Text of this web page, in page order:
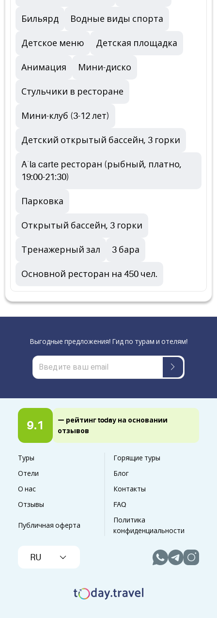
Бильярд Водные виды спорта
Детское меню Детская площадка
Анимация Мини-диско
Стульчики в ресторане
Мини-клуб (3-12 лет)
Детский открытый бассейн, 3 горки
A`la carte ресторан (рыбный, платно,
19:00-21:30)
Парковка
Открытый бассейн, 3 горки
Тренажерный зал 3 бара
Основной ресторан на 450 чел.
9.1
— рейтинг today на основании
отзывов
Туры
Горящие туры
Отели
Блог
О нас
Контакты
Отзывы
FAQ
Публичная оферта
Политика
конфиденциальности
RU
Выгодные предложения! Гид по турам и отелям!